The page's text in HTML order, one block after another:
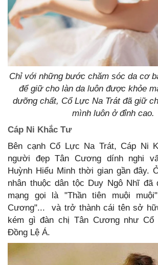
Chỉ với những bước chăm sóc da cơ
để giữ cho làn da luôn được khỏe
dưỡng chất, Cổ Lực Na Trát đã giữ
mình luôn ở đỉnh cao.
Cáp Ni Khắc Tư
Bên cạnh Cổ Lực Na Trát, Cáp Ni
người đẹp Tân Cương dính nghi
Huỳnh Hiểu Minh thời gian gần đây.
nhân thuộc dân tộc Duy Ngô Nhĩ đã
mạng gọi là "Thần tiên muội
Cương"... và trở thành cái tên sở
kém gì đàn chị Tân Cương như
Đồng Lệ Á.